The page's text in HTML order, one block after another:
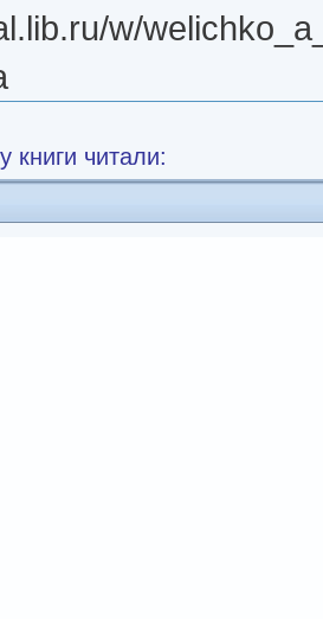
w/
книги читали: